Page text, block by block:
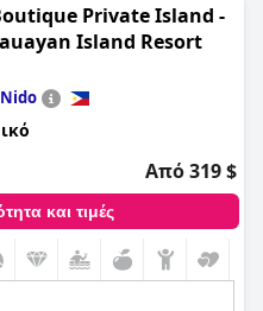
Private Island -
Island Resort
Από 319 $
και τιμές